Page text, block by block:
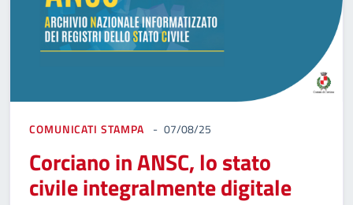
COMUNICATI STAMPA 07/08/25
Corciano in ANSC, lo stato
civile integralmente digitale